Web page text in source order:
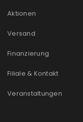
Aktionen
Versand
Finanzierung
Filiale & Kontakt
Veranstaltungen